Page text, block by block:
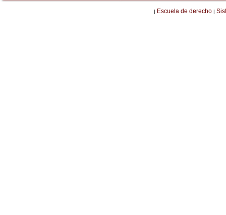
| Escuela de derecho |